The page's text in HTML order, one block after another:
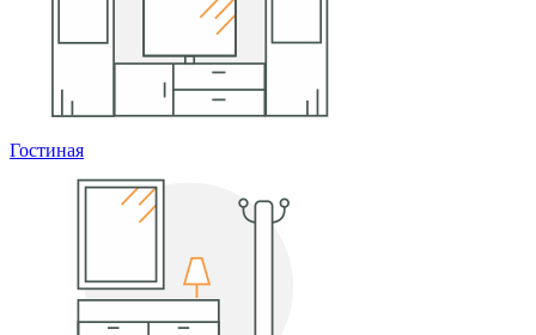
Гостиная